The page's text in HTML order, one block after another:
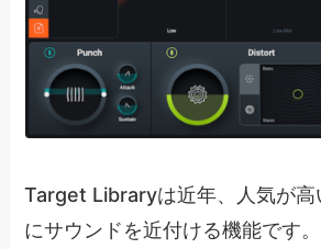
Target Libraryは近年、人気が高
にサウンドを近付ける機能です